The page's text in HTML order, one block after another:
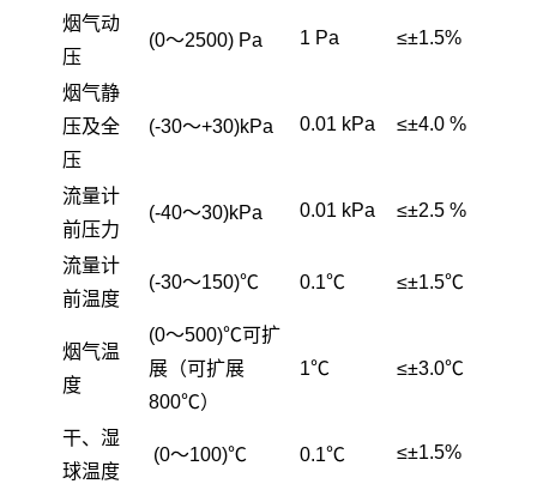
烟气动
压
(0～2500) Pa 1 Pa ≤±1.5%
烟气静
压及全
压
(-30～+30)kPa 0.01 kPa ≤±4.0 %
流量计
前压力
(-40～30)kPa 0.01 kPa ≤±2.5 %
流量计
前温度
(-30～150)℃ 0.1℃ ≤±1.5℃
烟气温
度
(0～500)℃可扩
展（可扩展
800℃）
1℃ ≤±3.0℃
干、湿
球温度
(0～100)℃ 0.1℃ ≤±1.5%